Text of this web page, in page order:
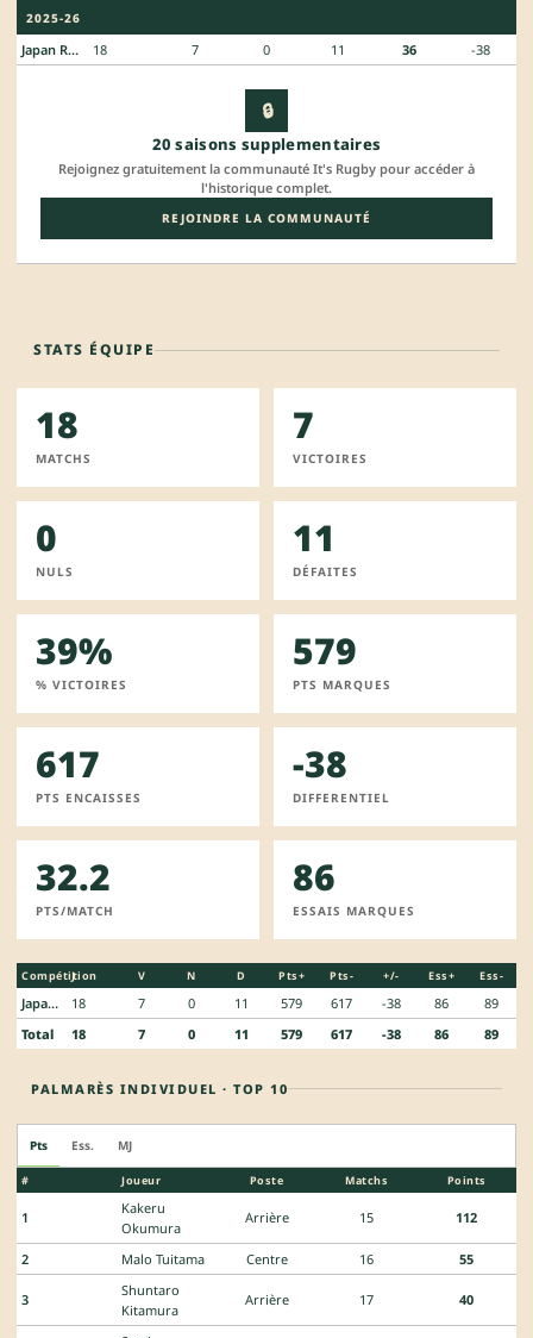
2025-26
Japan Rugby League One - Division 1 18 7 0 11 36 -38
🔒
20 saisons supplementaires
Rejoignez gratuitement la communauté It's Rugby pour accéder à
l'historique complet.
REJOINDRE LA COMMUNAUTÉ
STATS ÉQUIPE
18
MATCHS
7
VICTOIRES
0
NULS
11
DÉFAITES
39%
% VICTOIRES
579
PTS MARQUES
617
PTS ENCAISSES
-38
DIFFERENTIEL
32.2
PTS/MATCH
86
ESSAIS MARQUES
Compétition
J V N D Pts+ Pts- +/- Ess+ Ess-
Japan Rugby League One - Division 1 18 7 0 11 579 617 -38 86
89
Total
18 7 0 11 579 617 -38 86 89
PALMARÈS INDIVIDUEL · TOP 10
Pts Ess. MJ
# Joueur Poste Matchs Points
1
Kakeru
Okumura
Arrière 15 112
2 Malo Tuitama Centre 16 55
3
Shuntaro
Kitamura
Arrière 17 40